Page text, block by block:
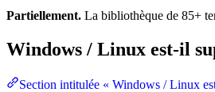
Partiellement. La bibliothèque de 85+
Windows / Linux est-il
Section intitulée « Windows / Linux